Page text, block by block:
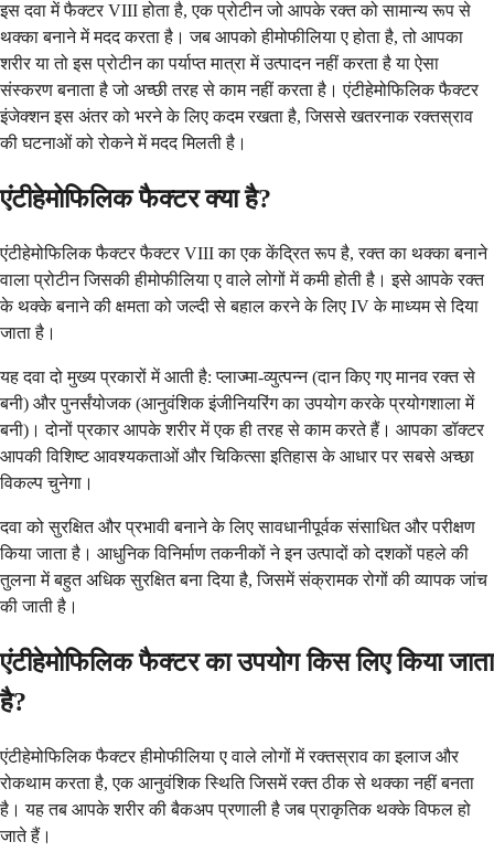
इस दवा में फैक्टर VIII होता है, एक प्रोटीन जो आपके रक्त को सामान्य रूप से
थक्का बनाने में मदद करता है। जब आपको हीमोफीलिया ए होता है, तो आपका
शरीर या तो इस प्रोटीन का पर्याप्त मात्रा में उत्पादन नहीं करता है या ऐसा
संस्करण बनाता है जो अच्छी तरह से काम नहीं करता है। एंटीहेमोफिलिक फैक्टर
इंजेक्शन इस अंतर को भरने के लिए कदम रखता है, जिससे खतरनाक रक्तस्राव
की घटनाओं को रोकने में मदद मिलती है।
एंटीहेमोफिलिक फैक्टर क्या है?
एंटीहेमोफिलिक फैक्टर फैक्टर VIII का एक केंद्रित रूप है, रक्त का थक्का बनाने
वाला प्रोटीन जिसकी हीमोफीलिया ए वाले लोगों में कमी होती है। इसे आपके रक्त
के थक्के बनाने की क्षमता को जल्दी से बहाल करने के लिए IV के माध्यम से दिया
जाता है।
यह दवा दो मुख्य प्रकारों में आती है: प्लाज्मा-व्युत्पन्न (दान किए गए मानव रक्त से
बनी) और पुनर्संयोजक (आनुवंशिक इंजीनियरिंग का उपयोग करके प्रयोगशाला में
बनी)। दोनों प्रकार आपके शरीर में एक ही तरह से काम करते हैं। आपका डॉक्टर
आपकी विशिष्ट आवश्यकताओं और चिकित्सा इतिहास के आधार पर सबसे अच्छा
विकल्प चुनेगा।
दवा को सुरक्षित और प्रभावी बनाने के लिए सावधानीपूर्वक संसाधित और परीक्षण
किया जाता है। आधुनिक विनिर्माण तकनीकों ने इन उत्पादों को दशकों पहले की
तुलना में बहुत अधिक सुरक्षित बना दिया है, जिसमें संक्रामक रोगों की व्यापक जांच
की जाती है।
एंटीहेमोफिलिक फैक्टर का उपयोग किस लिए किया जाता
है?
एंटीहेमोफिलिक फैक्टर हीमोफीलिया ए वाले लोगों में रक्तस्राव का इलाज और
रोकथाम करता है, एक आनुवंशिक स्थिति जिसमें रक्त ठीक से थक्का नहीं बनता
है। यह तब आपके शरीर की बैकअप प्रणाली है जब प्राकृतिक थक्के विफल हो
जाते हैं।